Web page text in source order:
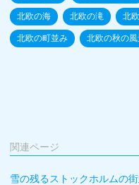
北欧の海 北欧の滝 北
北欧の町並み 北欧の秋の
関連ページ
雪の残るストックホルムの